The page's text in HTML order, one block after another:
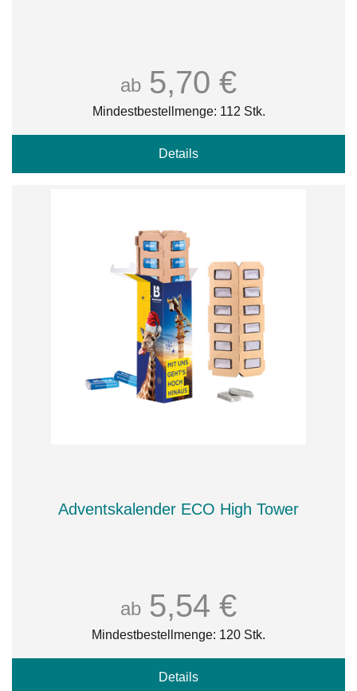
ab 5,70 €
Mindestbestellmenge: 112 Stk.
Details
Adventskalender ECO High Tower
ab 5,54 €
Mindestbestellmenge: 120 Stk.
Details